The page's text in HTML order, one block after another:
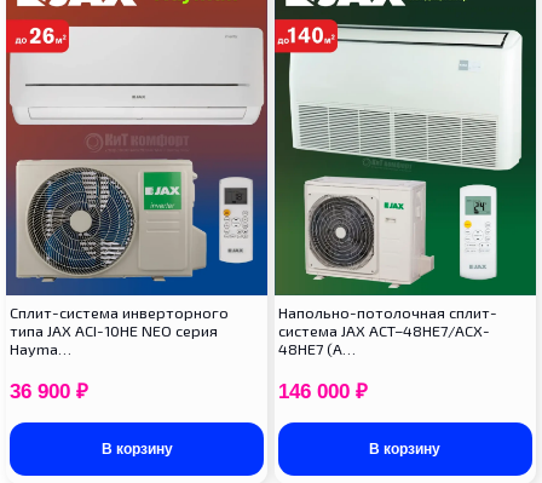
Сплит-система инверторного
типа JAX ACI-10HE NEO серия
Hayma…
36 900 ₽
В корзину
Напольно-потолочная сплит-
система JAX ACT–48HE7/ACX-
48HE7 (A…
146 000 ₽
В корзину